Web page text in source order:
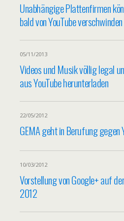
Unabhängige Plattenfirmen
bald von YouTube verschwinden
05/11/2013
Videos und Musik völlig legal
aus YouTube herunterladen
22/05/2012
GEMA geht in Berufung gegen
10/03/2012
Vorstellung von Google+ auf
2012